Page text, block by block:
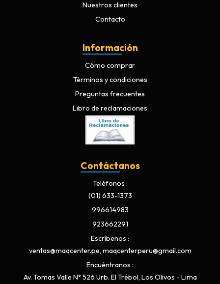
Nuestros clientes
Contacto
Información
Cómo comprar
Términos y condiciones
Preguntas frecuentes
Libro de reclamaciones
Contáctanos
Teléfonos
(01) 633-1373
996614983
923662291
Escríbenos
ventas@maqcenter.pe, maqcenterperu@gmail.com
Encuéntranos
Av. Tomas Valle N° 526 Urb. El Trébol, Los Olivos - Lima